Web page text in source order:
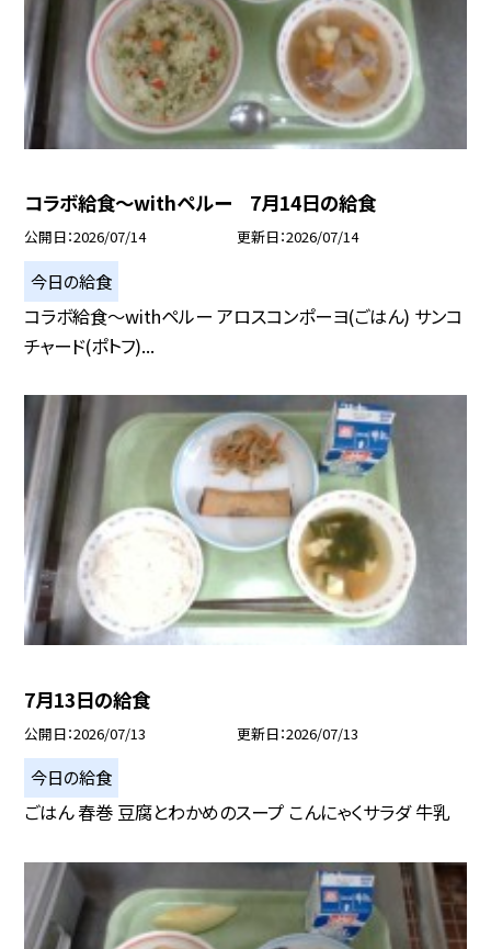
コラボ給食～withペルー 7月14日の給食
公開日 2026/07/14 更新日 2026/07/14
今日の給食
コラボ給食～withペルー アロスコンポーヨ(ごはん) サンコ
チャード(ポトフ)...
7月13日の給食
公開日 2026/07/13 更新日 2026/07/13
今日の給食
ごはん 春巻 豆腐とわかめのスープ こんにゃくサラダ 牛乳